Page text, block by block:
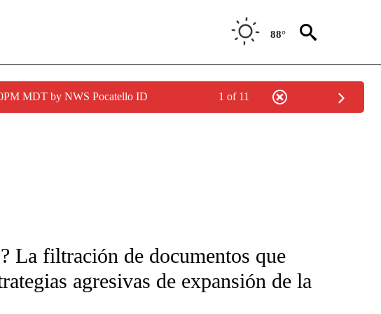
88°
MDT by NWS Pocatello ID 1 of 11
RECEIVE NOTIFICATIONS ABOUT NEW PAGES ON "CNN-SPANISH".
La filtración de documentos que
agresivas de expansión de la